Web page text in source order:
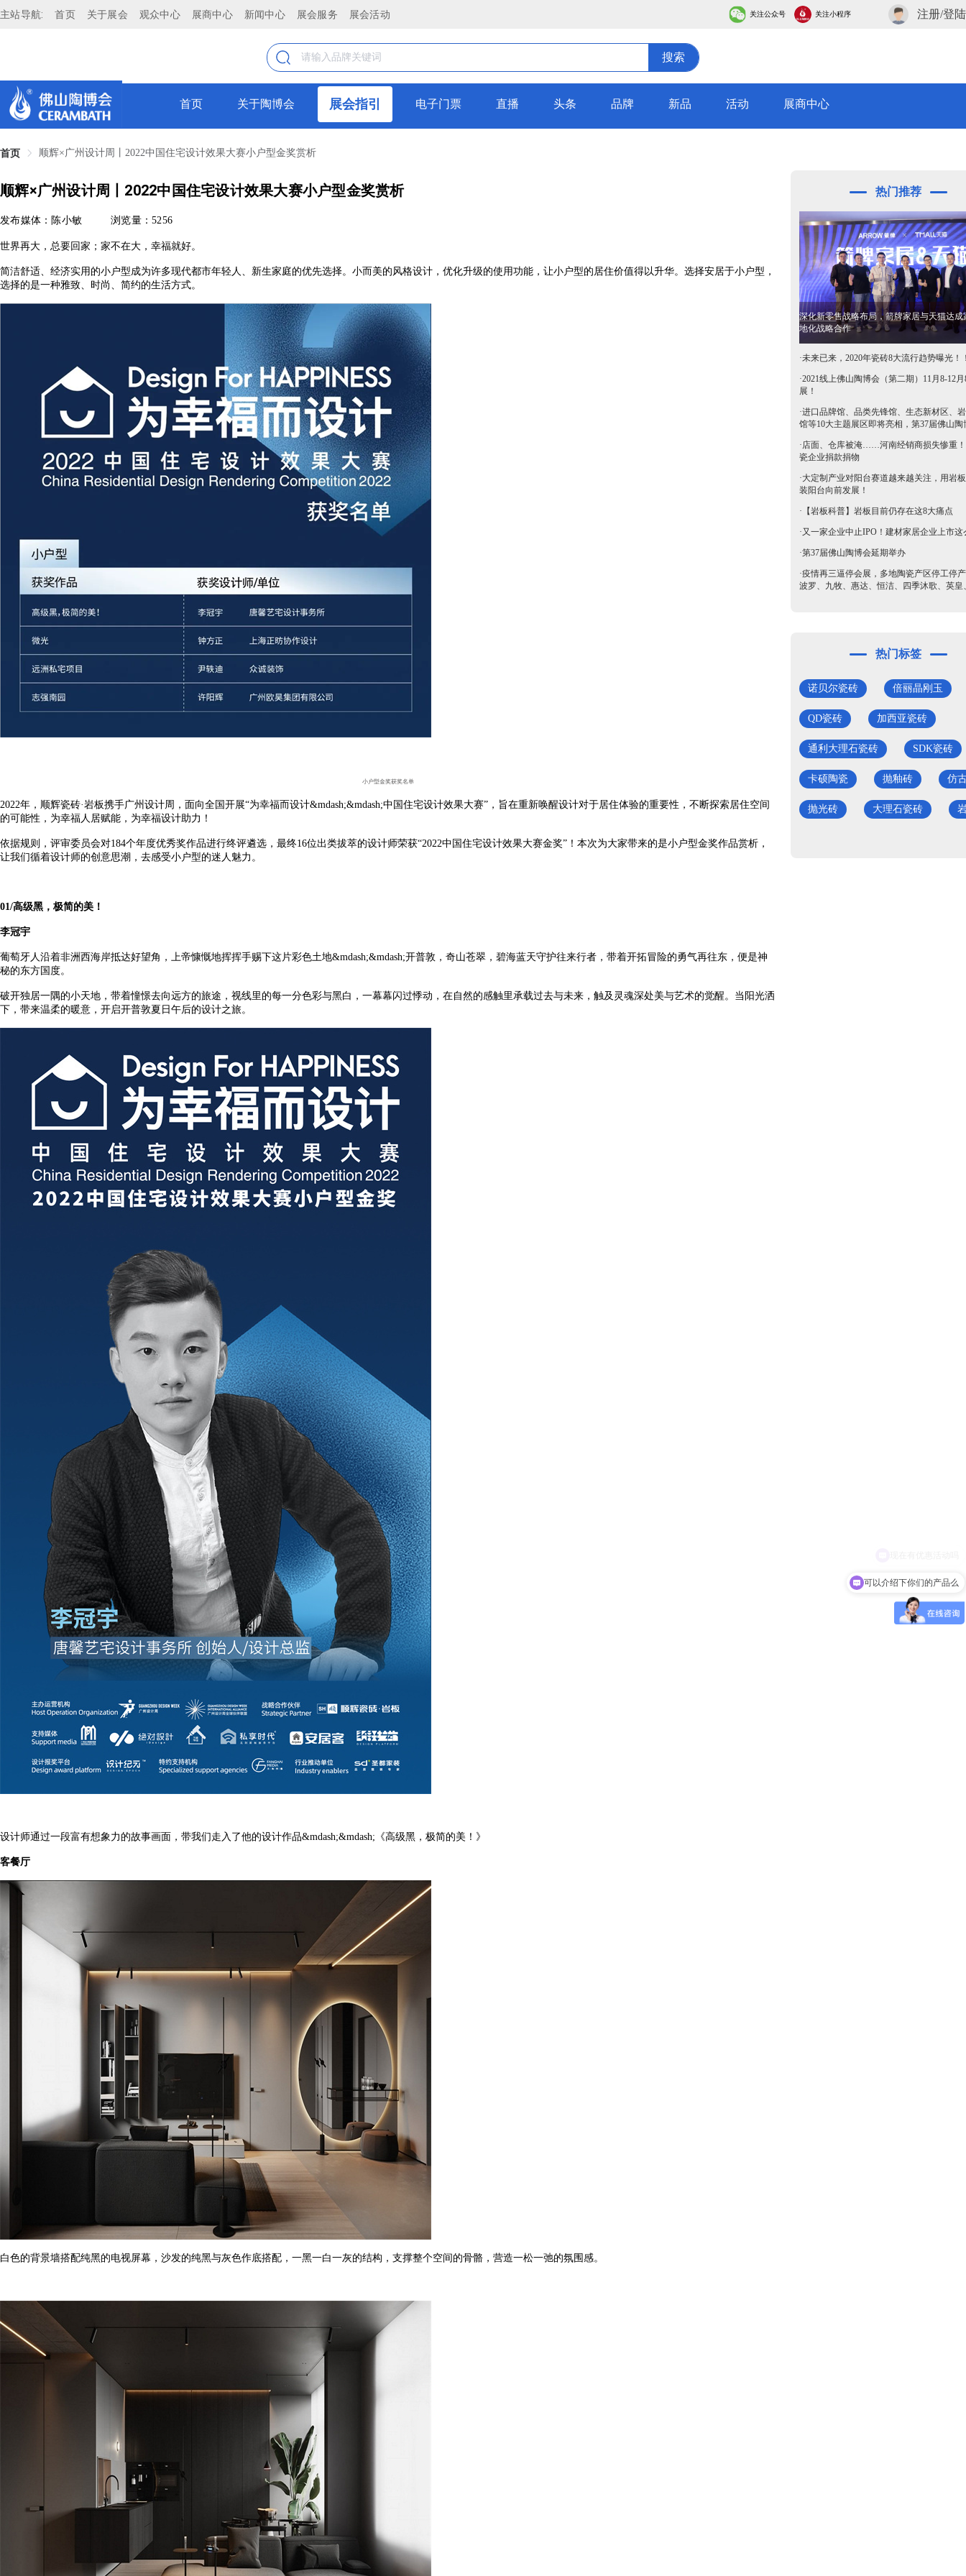
主站导航: 首页 关于展会 观众中心 展商中心 新闻中心 展会服务 展会活动 关注公众号 关注小程序 注册/登陆
搜索
首页 关于陶博会 展会指引 电子门票 直播 头条 品牌 新品 活动 展商中心
首页 顺辉×广州设计周丨2022中国住宅设计效果大赛小户型金奖赏析
顺辉×广州设计周丨2022中国住宅设计效果大赛小户型金奖赏析
发布媒体：陈小敏 浏览量：5256
世界再大，总要回家；家不在大，幸福就好。
简洁舒适、经济实用的小户型成为许多现代都市年轻人、新生家庭的优先选择。小而美的风格设计，优化升级的使用功能，让小户型的居住价值得以升华。选择安居于小户型，
选择的是一种雅致、时尚、简约的生活方式。
小户型金奖获奖名单
2022年，顺辉瓷砖·岩板携手广州设计周，面向全国开展“为幸福而设计&mdash;&mdash;中国住宅设计效果大赛” ，旨在重新唤醒设计对于居住体验的重要性，不断探索居住空间
的可能性，为幸福人居赋能，为幸福设计助力！
依据规则，评审委员会对184个年度优秀奖作品进行终评遴选，最终16位出类拔萃的设计师荣获“2022中国住宅设计效果大赛金奖” ！本次为大家带来的是小户型金奖作品赏析，
让我们循着设计师的创意思潮，去感受小户型的迷人魅力。
01/高级黑，极简的美！
李冠宇
葡萄牙人沿着非洲西海岸抵达好望角，上帝慷慨地挥挥手赐下这片彩色土地&mdash;&mdash;开普敦，奇山苍翠，碧海蓝天守护往来行者，带着开拓冒险的勇气再往东，便是神
秘的东方国度。
破开独居一隅的小天地，带着憧憬去向远方的旅途，视线里的每一分色彩与黑白，一幕幕闪过悸动，在自然的感触里承载过去与未来，触及灵魂深处美与艺术的觉醒。当阳光洒
下，带来温柔的暖意，开启开普敦夏日午后的设计之旅。
设计师通过一段富有想象力的故事画面，带我们走入了他的设计作品&mdash;&mdash; 《高级黑，极简的美！》
客餐厅
白色的背景墙搭配纯黑的电视屏幕，沙发的纯黑与灰色作底搭配，一黑一白一灰的结构，支撑整个空间的骨骼，营造一松一弛的氛围感。
热门推荐
深化新零售战略布局，箭牌家居与天猫达成
地化战略合作
·未来已来，2020年瓷砖8大流行趋势曝光！
·2021线上佛山陶博会（第二期）11月8-12
展！
·进口品牌馆、品类先锋馆、生态新材区、
馆等10大主题展区即将亮相，第37届佛山陶
·店面、仓库被淹……河南经销商损失惨重
瓷企业捐款捐物
·大定制产业对阳台赛道越来越关注，用岩
装阳台向前发展！
· 【岩板科普】岩板目前仍存在这8大痛点
·又一家企业中止IPO！建材家居企业上市这
·第37届佛山陶博会延期举办
·疫情再三逼停会展，多地陶瓷产区停工停
波罗、九牧、惠达、恒洁、四季沐歌、英皇
热门标签
诺贝尔瓷砖 倍丽晶刚玉
QD瓷砖 加西亚瓷砖
通利大理石瓷砖 SDK瓷砖
卡硕陶瓷 抛釉砖 仿
抛光砖 大理石瓷砖
可以介绍下你们的产品么